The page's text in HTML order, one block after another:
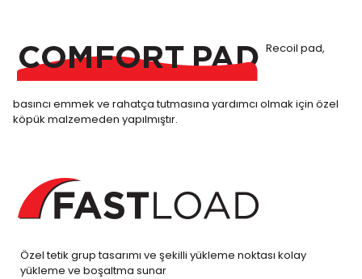
Recoil pad,
basıncı emmek ve rahatça tutmasına yardımcı olmak için özel
köpük malzemeden yapılmıştır.
Özel tetik grup tasarımı ve şekilli yükleme noktası kolay
yükleme ve boşaltma sunar